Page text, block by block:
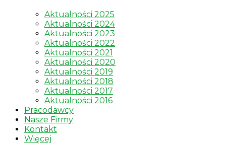
Aktualności 2025
Aktualności 2024
Aktualności 2023
Aktualności 2022
Aktualności 2021
Aktualności 2020
Aktualności 2019
Aktualności 2018
Aktualności 2017
Aktualności 2016
Pracodawcy
Nasze Firmy
Kontakt
Więcej